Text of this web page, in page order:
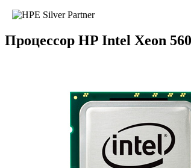
Процессор HP Intel Xeon